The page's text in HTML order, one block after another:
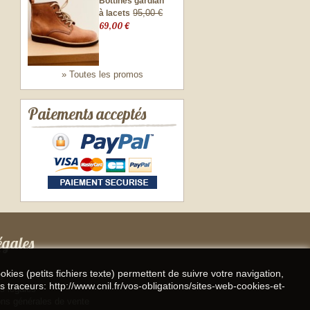
(petits fichiers texte) permettent de suivre votre navigation,
http://www.cnil.fr/vos-obligations/sites-web-cookies-et-
à lacets 95,00 €
69,00 €
» Toutes les promos
Paiements acceptés
légales